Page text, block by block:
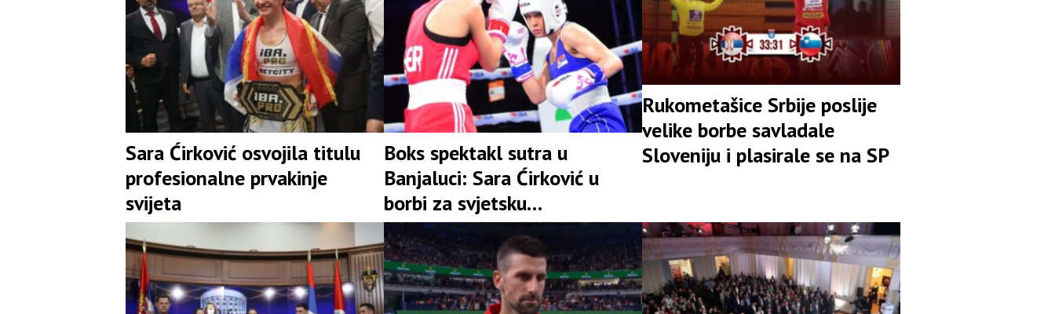
Sara Ćirković osvojila titulu
profesionalne prvakinje
svijeta
Boks spektakl sutra u
Banjaluci: Sara Ćirković u
borbi za svjetsku
profesionalnu titulu
Rukometašice Srbije poslije
velike borbe savladale
Sloveniju i plasirale se na SP